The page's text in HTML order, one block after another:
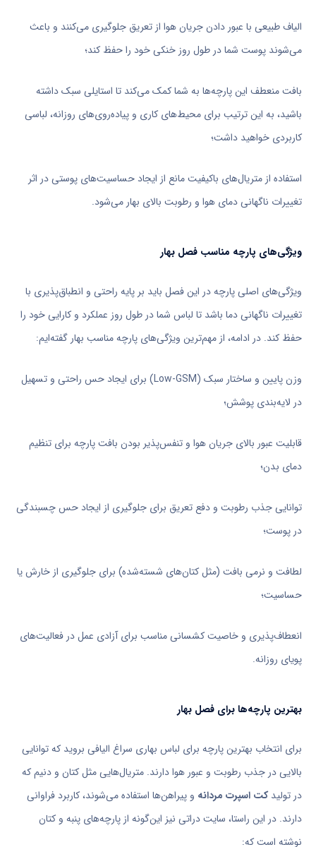
الیاف طبیعی با عبور دادن جریان هوا از تعریق جلوگیری می‌کنند و باعث
می‌شوند پوست شما در طول روز خنکی خود را حفظ کند؛
بافت منعطف این پارچه‌ها به شما کمک می‌کند تا استایلی سبک داشته
باشید، به این ترتیب برای محیط‌های کاری و پیاده‌روی‌های روزانه، لباسی
کاربردی خواهید داشت؛
استفاده از متریال‌های باکیفیت مانع از ایجاد حساسیت‌های پوستی در اثر
تغییرات ناگهانی دمای هوا و رطوبت بالای بهار می‌شود.
ویژگی‌های پارچه مناسب فصل بهار
ویژگی‌های اصلی پارچه در این فصل باید بر پایه راحتی و انطباق‌پذیری با
تغییرات ناگهانی دما باشد تا لباس شما در طول روز عملکرد و کارایی خود را
حفظ کند. در ادامه، از مهم‌ترین ویژگی‌های پارچه مناسب بهار گفته‌ایم:
وزن پایین و ساختار سبک (Low-GSM) برای ایجاد حس راحتی و تسهیل
در لایه‌بندی پوشش؛
قابلیت عبور بالای جریان هوا و تنفس‌پذیر بودن بافت پارچه برای تنظیم
دمای بدن؛
توانایی جذب رطوبت و دفع تعریق برای جلوگیری از ایجاد حس چسبندگی
در پوست؛
لطافت و نرمی بافت (مثل کتان‌های شسته‌شده) برای جلوگیری از خارش یا
حساسیت؛
انعطاف‌پذیری و خاصیت کشسانی مناسب برای آزادی عمل در فعالیت‌های
پویای روزانه.
بهترین پارچه‌ها برای فصل بهار
برای انتخاب بهترین پارچه برای لباس بهاری سراغ الیافی بروید که توانایی
بالایی در جذب رطوبت و عبور هوا دارند. متریال‌هایی مثل کتان و دنیم که
در تولیدکت اسپرت مردانه و پیراهن‌ها استفاده می‌شوند، کاربرد فراوانی
دارند. در این راستا، سایت دراتی نیز این‌گونه از پارچه‌های پنبه و کتان
نوشته است که: